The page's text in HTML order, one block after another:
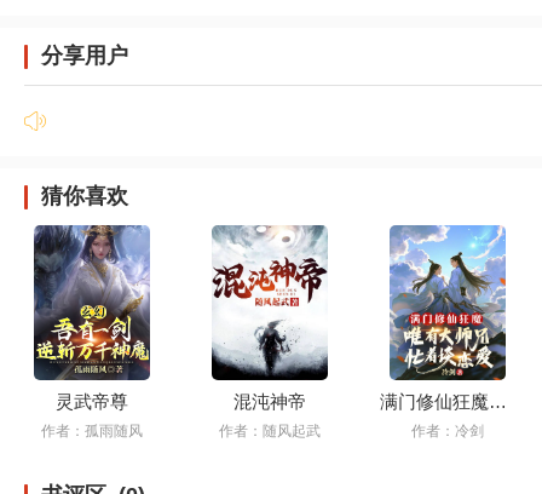
分享用户
猜你喜欢
灵武帝尊
作者：孤雨随风
混沌神帝
作者：随风起武
满门修仙狂魔，唯有大师兄忙着谈恋爱
作者：冷剑